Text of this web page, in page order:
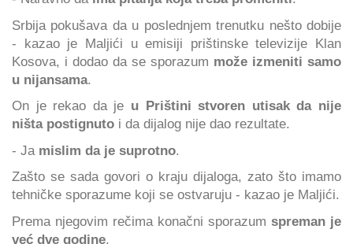
Srbija pokušava da u poslednjem trenutku nešto dobije
- kazao je Maljići u emisiji prištinske televizije Klan
Kosova, i dodao da se sporazum može izmeniti samo
u nijansama.
On je rekao da je u Prištini stvoren utisak da nije
ništa postignuto i da dijalog nije dao rezultate.
- Ja mislim da je suprotno.
Zašto se sada govori o kraju dijaloga, zato što imamo
tehničke sporazume koji se ostvaruju - kazao je Maljići.
Prema njegovim rečima konačni sporazum spreman je
već dve godine.